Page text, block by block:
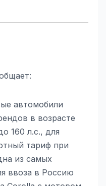
автомобили
в возрасте
160 л.с., для
тариф при
из самых
ввоза в Россию